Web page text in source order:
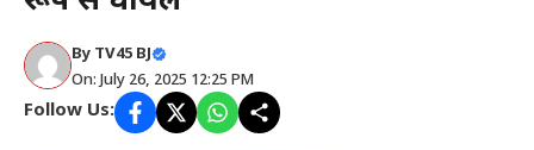
By TV45 BJ
On: July 26, 2025 12:25 PM
Follow Us: